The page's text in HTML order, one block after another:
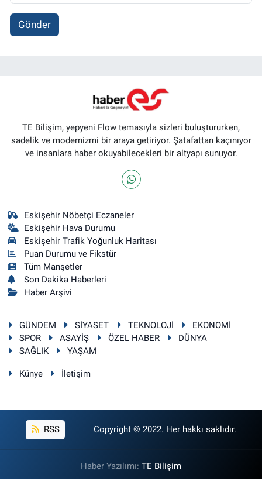
Gönder
TE Bilişim, yepyeni Flow temasıyla sizleri buluştururken,
sadelik ve modernizmi bir araya getiriyor. Şatafattan kaçınıyor
ve insanlara haber okuyabilecekleri bir altyapı sunuyor.
Eskişehir Nöbetçi Eczaneler
Eskişehir Hava Durumu
Eskişehir Trafik Yoğunluk Haritası
Puan Durumu ve Fikstür
Tüm Manşetler
Son Dakika Haberleri
Haber Arşivi
GÜNDEM SİYASET TEKNOLOJİ
EKONOMİ
SPOR
ASAYİŞ ÖZEL HABER
DÜNYA
SAĞLIK
YAŞAM
Künye İletişim
RSS Copyright © 2022. Her hakkı saklıdır.
Haber Yazılımı: TE Bilişim